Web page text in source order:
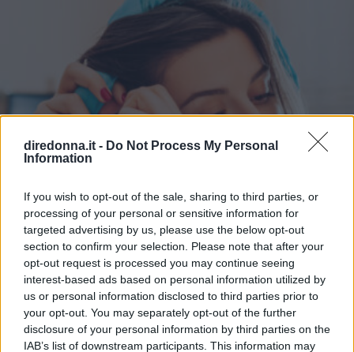
diredonna.it - Do Not Process My Personal
Information
If you wish to opt-out of the sale, sharing to third parties, or
processing of your personal or sensitive information for
targeted advertising by us, please use the below opt-out
section to confirm your selection. Please note that after your
opt-out request is processed you may continue seeing
interest-based ads based on personal information utilized by
us or personal information disclosed to third parties prior to
your opt-out. You may separately opt-out of the further
disclosure of your personal information by third parties on the
IAB’s list of downstream participants. This information may
BELLEZZA
4 accessori da acquistare su